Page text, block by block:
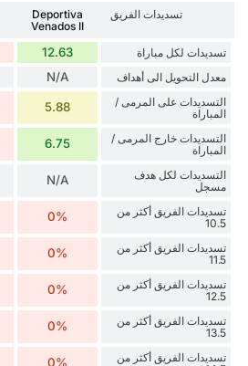
تسديدات الفريق
Deportiva
Venados II
تسديدات لكل مباراة 12.63
معدل التحويل الى أهداف N/A
التسديدات على المرمى /
المباراة
5.88
التسديدات خارج المرمى /
المباراة
6.75
التسديدات لكل هدف
مسجل
N/A
تسديدات الفريق أكثر من
10.5
0%
تسديدات الفريق أكثر من
11.5
0%
تسديدات الفريق أكثر من
12.5
0%
تسديدات الفريق أكثر من
13.5
0%
تسديدات الفريق أكثر من
0%